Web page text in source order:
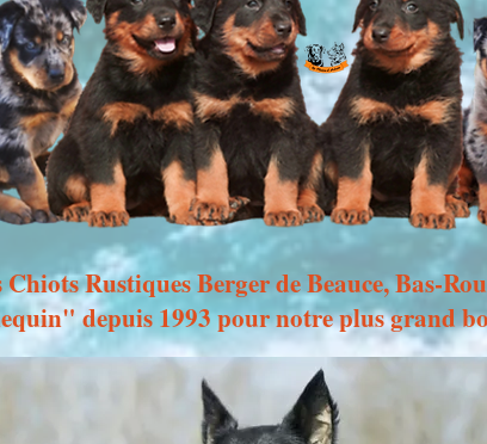
Rustiques Berger de Beauce, Bas-
depuis 1993 pour notre plus grand